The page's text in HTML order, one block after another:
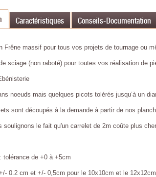
Caractéristiques Conseils-Documentation
Frêne massif pour tous vos projets de tournage ou
sciage (non raboté) pour toutes vos réalisation de
noeuds mais quelques picots tolérés jusqu’à un
sont découpés à la demande à partir de nos
soulignons le fait qu'un carrelet de 2m coûte plus
tolérance de +0 à +5cm
0.2 cm et +/- 0,5cm pour le 10x10cm et le 12x12cm